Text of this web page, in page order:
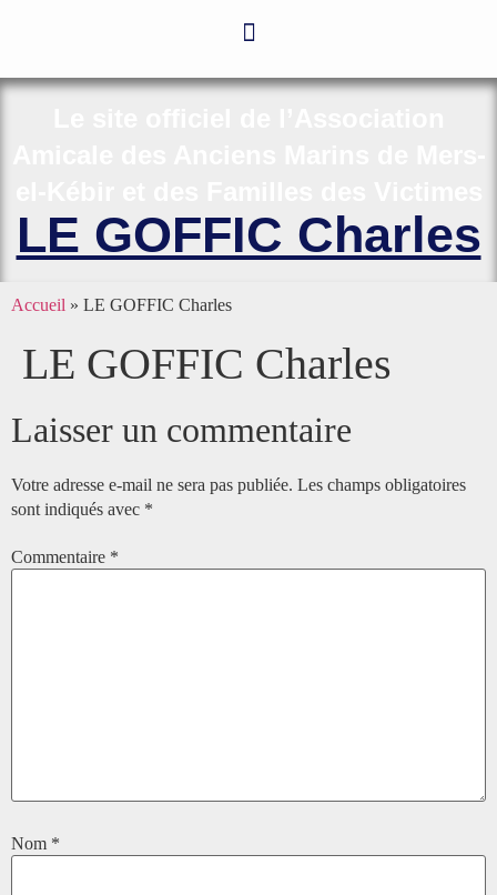
LE GOFFIC Charles
Accueil » LE GOFFIC Charles
LE GOFFIC Charles
Laisser un commentaire
Votre adresse e-mail ne sera pas publiée. Les champs obligatoires
sont indiqués avec *
Commentaire *
Nom *